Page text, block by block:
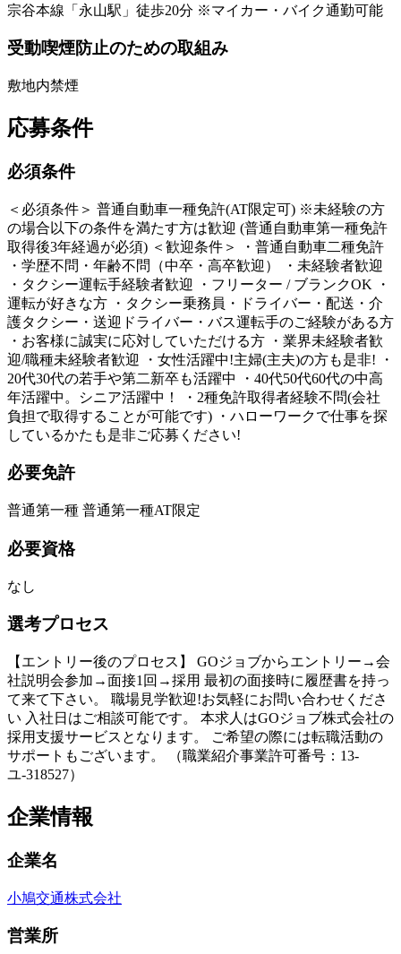
宗谷本線「永山駅」徒歩20分 ※マイカー・バイク通勤可能
受動喫煙防止のための取組み
敷地内禁煙
応募条件
必須条件
＜必須条件＞ 普通自動車一種免許(AT限定可) ※未経験の方
の場合以下の条件を満たす方は歓迎 (普通自動車第一種免許
取得後3年経過が必須) ＜歓迎条件＞ ・普通自動車二種免許
・学歴不問・年齢不問（中卒・高卒歓迎） ・未経験者歓迎
・タクシー運転手経験者歓迎 ・フリーター / ブランクOK ・
運転が好きな方 ・タクシー乗務員・ドライバー・配送・介
護タクシー・送迎ドライバー・バス運転手のご経験がある方
・お客様に誠実に応対していただける方 ・業界未経験者歓
迎/職種未経験者歓迎 ・女性活躍中!主婦(主夫)の方も是非! ・
20代30代の若手や第二新卒も活躍中 ・40代50代60代の中高
年活躍中。シニア活躍中！ ・2種免許取得者経験不問(会社
負担で取得することが可能です) ・ハローワークで仕事を探
しているかたも是非ご応募ください!
必要免許
普通第一種 普通第一種AT限定
必要資格
なし
選考プロセス
【エントリー後のプロセス】 GOジョブからエントリー→会
社説明会参加→面接1回→採用 最初の面接時に履歴書を持っ
て来て下さい。 職場見学歓迎!お気軽にお問い合わせくださ
い 入社日はご相談可能です。 本求人はGOジョブ株式会社の
採用支援サービスとなります。 ご希望の際には転職活動の
サポートもございます。 （職業紹介事業許可番号：13-
ユ-318527）
企業情報
企業名
小鳩交通株式会社
営業所